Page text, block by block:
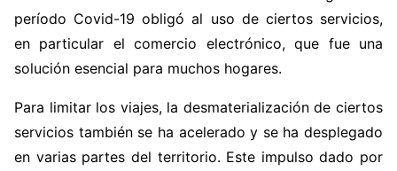
período Covid-19 obligó al uso de ciertos servicios,
en particular el comercio electrónico, que fue una
solución esencial para muchos hogares.
Para limitar los viajes, la desmaterialización de ciertos
servicios también se ha acelerado y se ha desplegado
en varias partes del territorio. Este impulso dado por